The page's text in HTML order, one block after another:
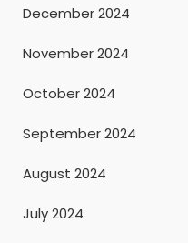
December 2024
November 2024
October 2024
September 2024
August 2024
July 2024